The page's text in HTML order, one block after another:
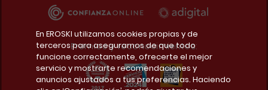
Premios y reconocimientos:
En EROSKI utilizamos cookies propias y de
terceros para asegurarnos de que todo
funcione correctamente, ofrecerte el mejor
servicio y mostrarte recomendaciones y
anuncios ajustados a tus preferencias. Haciendo